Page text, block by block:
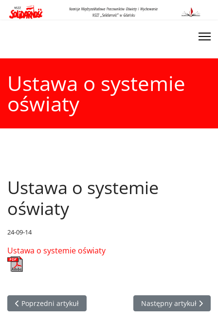
Ustawa o systemie
oświaty
Ustawa o systemie
oświaty
24-09-14
Ustawa o systemie oświaty
Poprzedni artykuł: Ponadzakładowy układ zbiorowy pracy
Poprzedni artykuł Następny artykuł:
Następny artykuł